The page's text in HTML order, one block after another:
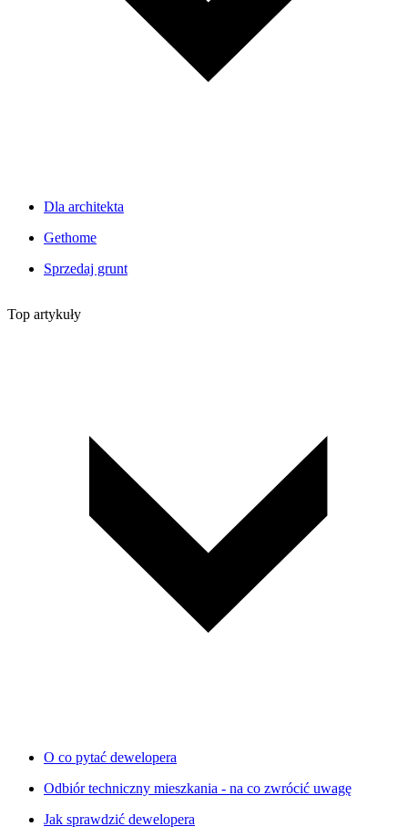
Dla architekta
Gethome
Sprzedaj grunt
Top artykuły
O co pytać dewelopera
Odbiór techniczny mieszkania - na co zwrócić uwagę
Jak sprawdzić dewelopera